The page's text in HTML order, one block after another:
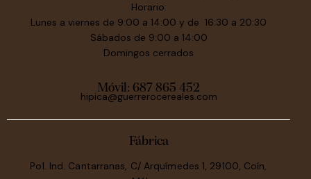
Horario:
Lunes a viernes de 9:00 a 14:00 y de 16:30 a 20:30
Sábados de 9:00 a 14:00
Domingos cerrados
Móvil: 687 865 452
hipica@guerrerocereales.com
Fábrica
Pol. Ind. Cantarranas, C/ Arquímedes 1, 29100, Coín,